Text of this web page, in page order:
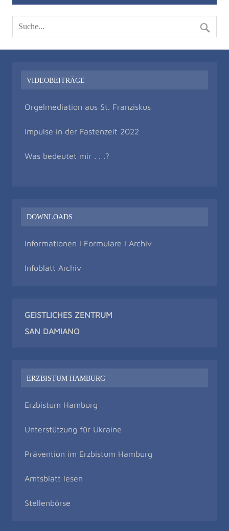
VIDEOBEITRÄGE
Orgelmediation aus St. Franziskus
Impulse in der Fastenzeit 2022
Was bedeutet mir . . .?
DOWNLOADS
Informationen I Formulare I Archiv
Infoblatt Archiv
GEISTLICHES ZENTRUM
SAN DAMIANO
ERZBISTUM HAMBURG
Erzbistum Hamburg
Unterstützung für Ukraine
Prävention im Erzbistum Hamburg
Amtsblatt lesen
Stellenbörse